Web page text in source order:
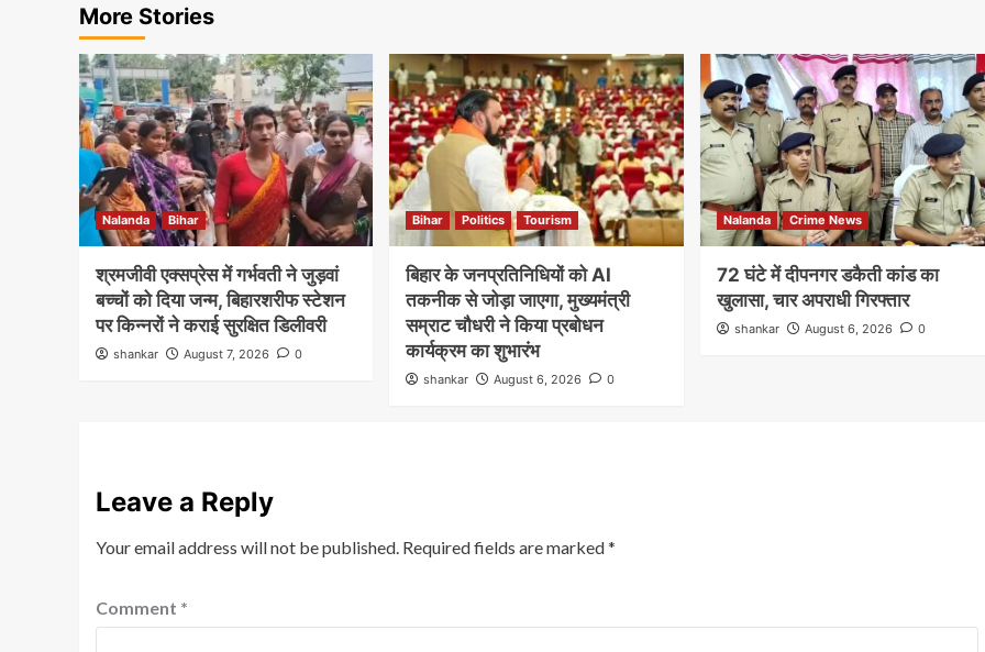
More Stories
Nalanda Bihar
श्रमजीवी एक्सप्रेस में गर्भवती ने जुड़वां
बच्चों को दिया जन्म, बिहारशरीफ स्टेशन
पर किन्नरों ने कराई सुरक्षित डिलीवरी
shankar August 7, 2026 0
Bihar Politics Tourism
बिहार के जनप्रतिनिधियों को AI
तकनीक से जोड़ा जाएगा, मुख्यमंत्री
सम्राट चौधरी ने किया प्रबोधन
कार्यक्रम का शुभारंभ
shankar August 6, 2026 0
Nalanda Crime News
72 घंटे में दीपनगर डकैती कांड का
खुलासा, चार अपराधी गिरफ्तार
shankar August 6, 2026 0
Leave a Reply
Your email address will not be published. Required fields are marked*
Comment *